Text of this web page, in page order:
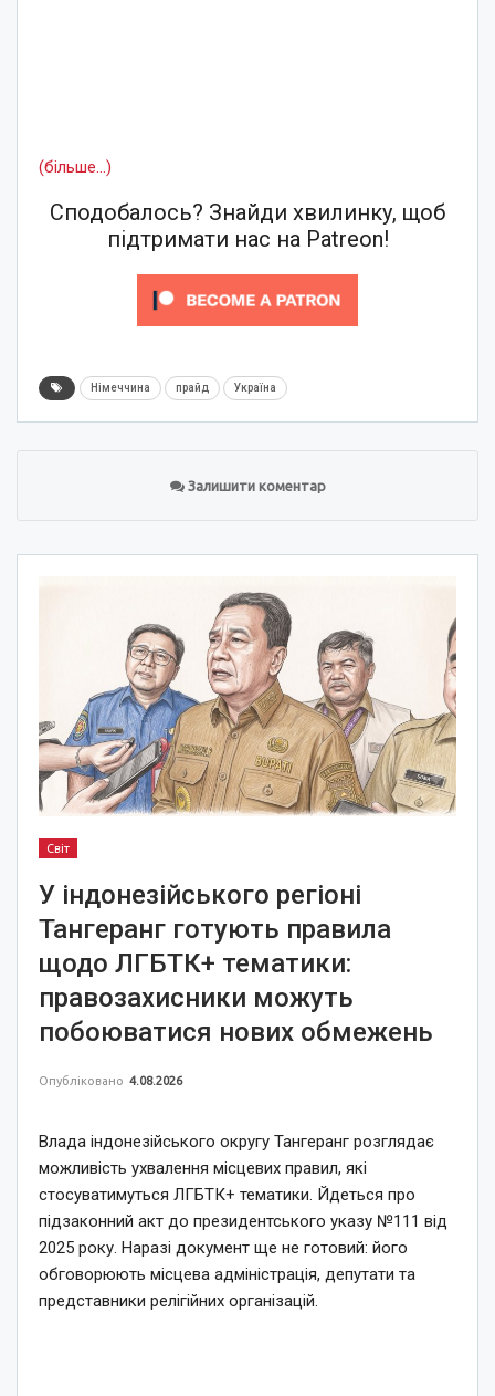
(більше…)
Сподобалось? Знайди хвилинку, щоб
підтримати нас на Patreon!
Німеччина прайд Україна
Залишити коментар
Світ
У індонезійського регіоні
Тангеранг готують правила
щодо ЛГБТК+ тематики:
правозахисники можуть
побоюватися нових обмежень
Опубліковано 4.08.2026
Влада індонезійського округу Тангеранг розглядає
можливість ухвалення місцевих правил, які
стосуватимуться ЛГБТК+ тематики. Йдеться про
підзаконний акт до президентського указу №111 від
2025 року. Наразі документ ще не готовий: його
обговорюють місцева адміністрація, депутати та
представники релігійних організацій.